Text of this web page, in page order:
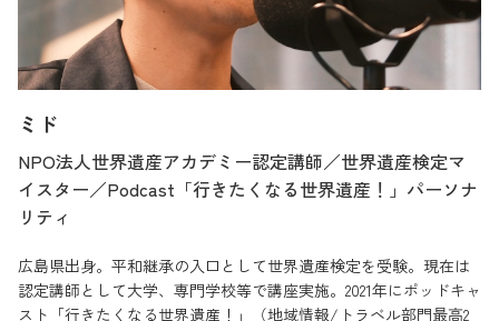
ミド
NPO法人世界遺産アカデミー認定講師／世界遺産検定マ
イスター／Podcast「行きたくなる世界遺産！」パーソナ
リティ
広島県出身。平和継承の入口として世界遺産検定を受験。現在は
認定講師として大学、専門学校等で講座実施。2021年にポッドキャ
スト「行きたくなる世界遺産！」（地域情報/トラベル部門最高2